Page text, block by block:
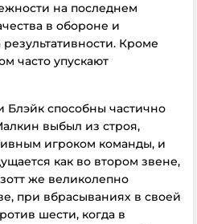
на последнем
в обороне и
Кроме
часто упускают
способны частично
выбыл из строя,
игроком команды, и
как во втором звене,
же великолепно
при вбрасываниях в своей
шести, когда в